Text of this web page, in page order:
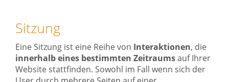
Sitzung
Eine Sitzung ist eine Reihe von Interaktionen, die
innerhalb eines bestimmten Zeitraumsauf Ihrer
Website stattfinden. Sowohl im Fall wenn sich der